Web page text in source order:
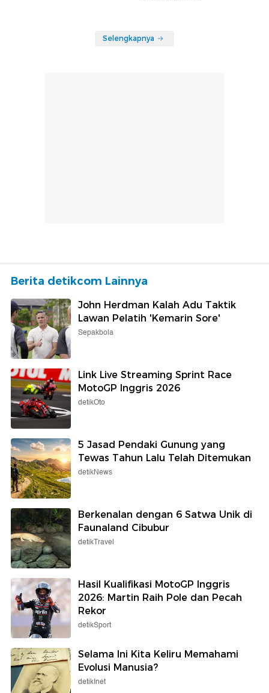
Selengkapnya
Berita detikcom Lainnya
John Herdman Kalah Adu Taktik
Lawan Pelatih 'Kemarin Sore'
Sepakbola
Link Live Streaming Sprint Race
MotoGP Inggris 2026
detikOto
5 Jasad Pendaki Gunung yang
Tewas Tahun Lalu Telah Ditemukan
detikNews
Berkenalan dengan 6 Satwa Unik di
Faunaland Cibubur
detikTravel
Hasil Kualifikasi MotoGP Inggris
2026: Martin Raih Pole dan Pecah
Rekor
detikSport
Selama Ini Kita Keliru Memahami
Evolusi Manusia?
detikInet